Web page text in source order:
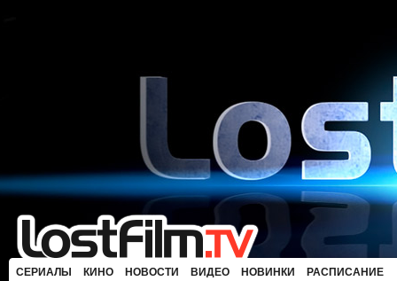
СЕРИАЛЫ КИНО НОВОСТИ ВИДЕО НОВИНКИ РАСПИСАНИЕ